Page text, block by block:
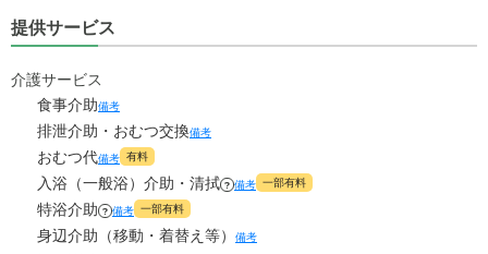
食費 ?
水道・光熱費
上乗せ介護費 ?
その他
介護保険料
管理費
食費 ?
水道・光熱費
提供サービス
介護サービス
食事介助備考
排泄介助・おむつ交換備考
おむつ代備考 有料
入浴（一般浴）介助・清拭 ? 備考 一部有料
特浴介助 ? 備考 一部有料
身辺介助（移動・着替え等） 備考